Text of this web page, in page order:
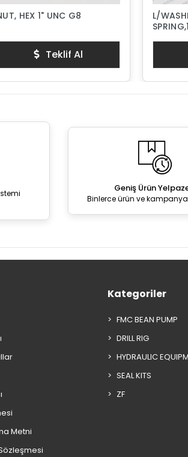
HEX 1" UNC G8
Teklif Al
L/
Geniş Ürün
Binlerce ürün ve
Metni
Kategoriler
FMC BEAN PUMP
DRILL RIG
HYDRAULIC
SEAL KITS
ZF